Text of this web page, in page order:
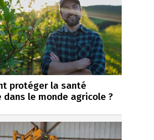
protéger la santé
dans le monde agricole ?